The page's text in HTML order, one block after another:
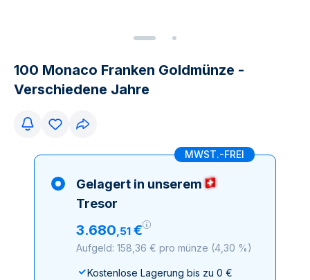
100 Monaco Franken Goldmünze -
Verschiedene Jahre
MWST.-FREI
Gelagert in unserem
Tresor
3.680,51 €
Aufgeld: 158,36 € pro münze (4,30 %)
Kostenlose Lagerung bis zu 0 €